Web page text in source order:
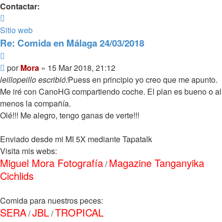
Contactar:
Mora
Sitio web
Re: Comida en Málaga 24/03/2018
Mensaje
porMora » 15 Mar 2018, 21:12
leillopeillo escribió:Puess en principio yo creo que me apunto.
Me iré con CanoHG compartiendo coche. El plan es bueno o al
menos la compañía.
Olé!!! Me alegro, tengo ganas de verte!!!
Enviado desde mi MI 5X mediante Tapatalk
Visita mis webs:
Miguel Mora Fotografía/Magazine Tanganyika
Cichlids
Comida para nuestros peces:
SERA/JBL/TROPICAL